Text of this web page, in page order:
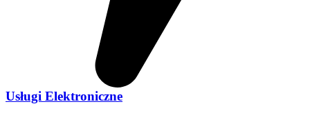
Usługi Elektroniczne